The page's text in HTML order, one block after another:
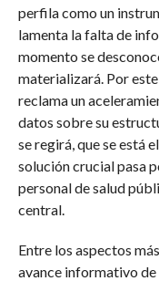
perfila como un
lamenta la falta de
momento se
materializará. Por
reclama un
datos sobre su
se regirá, que se está
solución crucial pasa
personal de salud
central.
Entre los aspectos
avance informativo